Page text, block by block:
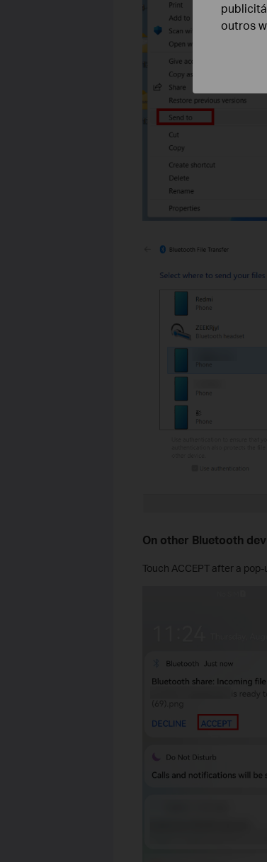
On other Bluetooth
Touch ACCEPT after a
outros